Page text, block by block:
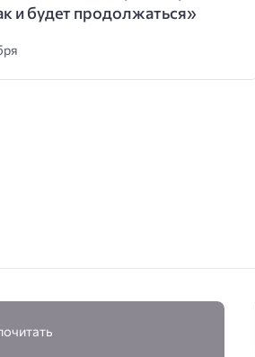
и будет продолжаться»